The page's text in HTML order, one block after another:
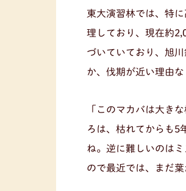
東大演習林では、特
理しており、現在約
づいていており、旭
か、伐期が近い理由
「このマカバは大き
ろは、枯れてからも5
ね。逆に難しいのは
ので最近では、まだ